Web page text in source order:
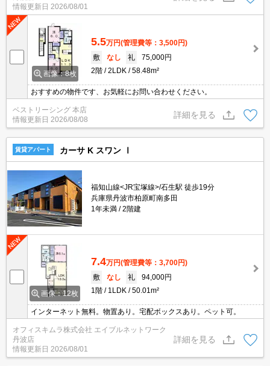
情報更新日 2026/08/01
画像：8枚
5.5万円(管理費等：3,500円)
敷
なし 礼
75,000円
2階
2LDK 58.48m²
おすすめの物件です、お気軽にお問い合わせください。
ベストリーシング 本店
情報更新日 2026/08/08
詳細を見る
賃貸アパート カーサ K スワン Ⅰ
福知山線<JR宝塚線>/石生駅 徒歩19分
兵庫県丹波市柏原町南多田
1年未満
2階建
画像：12枚
7.4万円(管理費等：3,700円)
敷
なし 礼
94,000円
1階
1LDK 50.01m²
インターネット無料。物置あり。宅配ボックスあり。ペット可。
オフィスキムラ株式会社 エイブルネットワーク
丹波店
情報更新日 2026/08/01
詳細を見る